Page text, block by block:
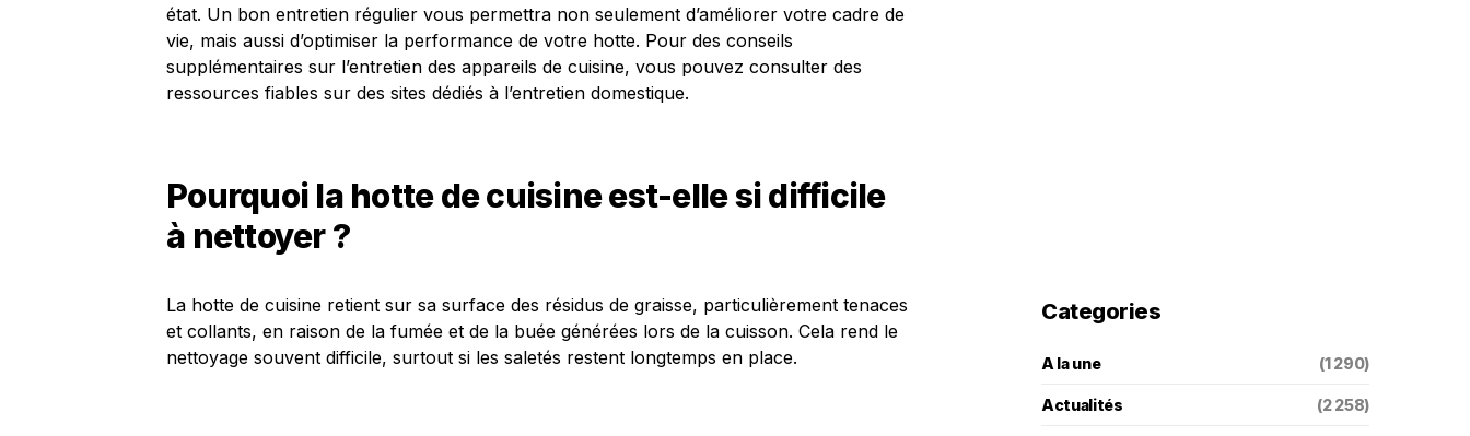
état. Un bon entretien régulier vous permettra non seulement d’améliorer votre cadre de
vie, mais aussi d’optimiser la performance de votre hotte. Pour des conseils
supplémentaires sur l’entretien des appareils de cuisine, vous pouvez consulter des
ressources fiables sur des sites dédiés à l’entretien domestique.
Pourquoi la hotte de cuisine est-elle si difficile
à nettoyer ?
La hotte de cuisine retient sur sa surface des résidus de graisse, particulièrement tenaces
et collants, en raison de la fumée et de la buée générées lors de la cuisson. Cela rend le
nettoyage souvent difficile, surtout si les saletés restent longtemps en place.
Categories
A la une (1 290)
Actualités (2 258)